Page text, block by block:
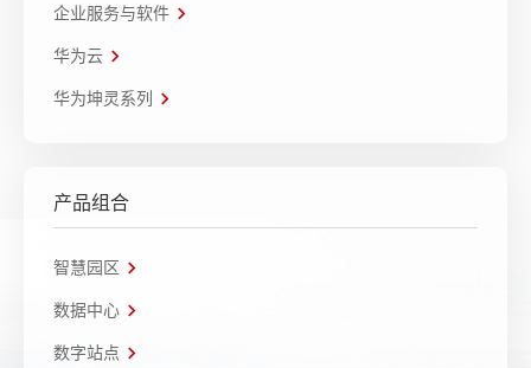
企业服务与软件
华为云
华为坤灵系列
产品组合
智慧园区
数据中心
数字站点